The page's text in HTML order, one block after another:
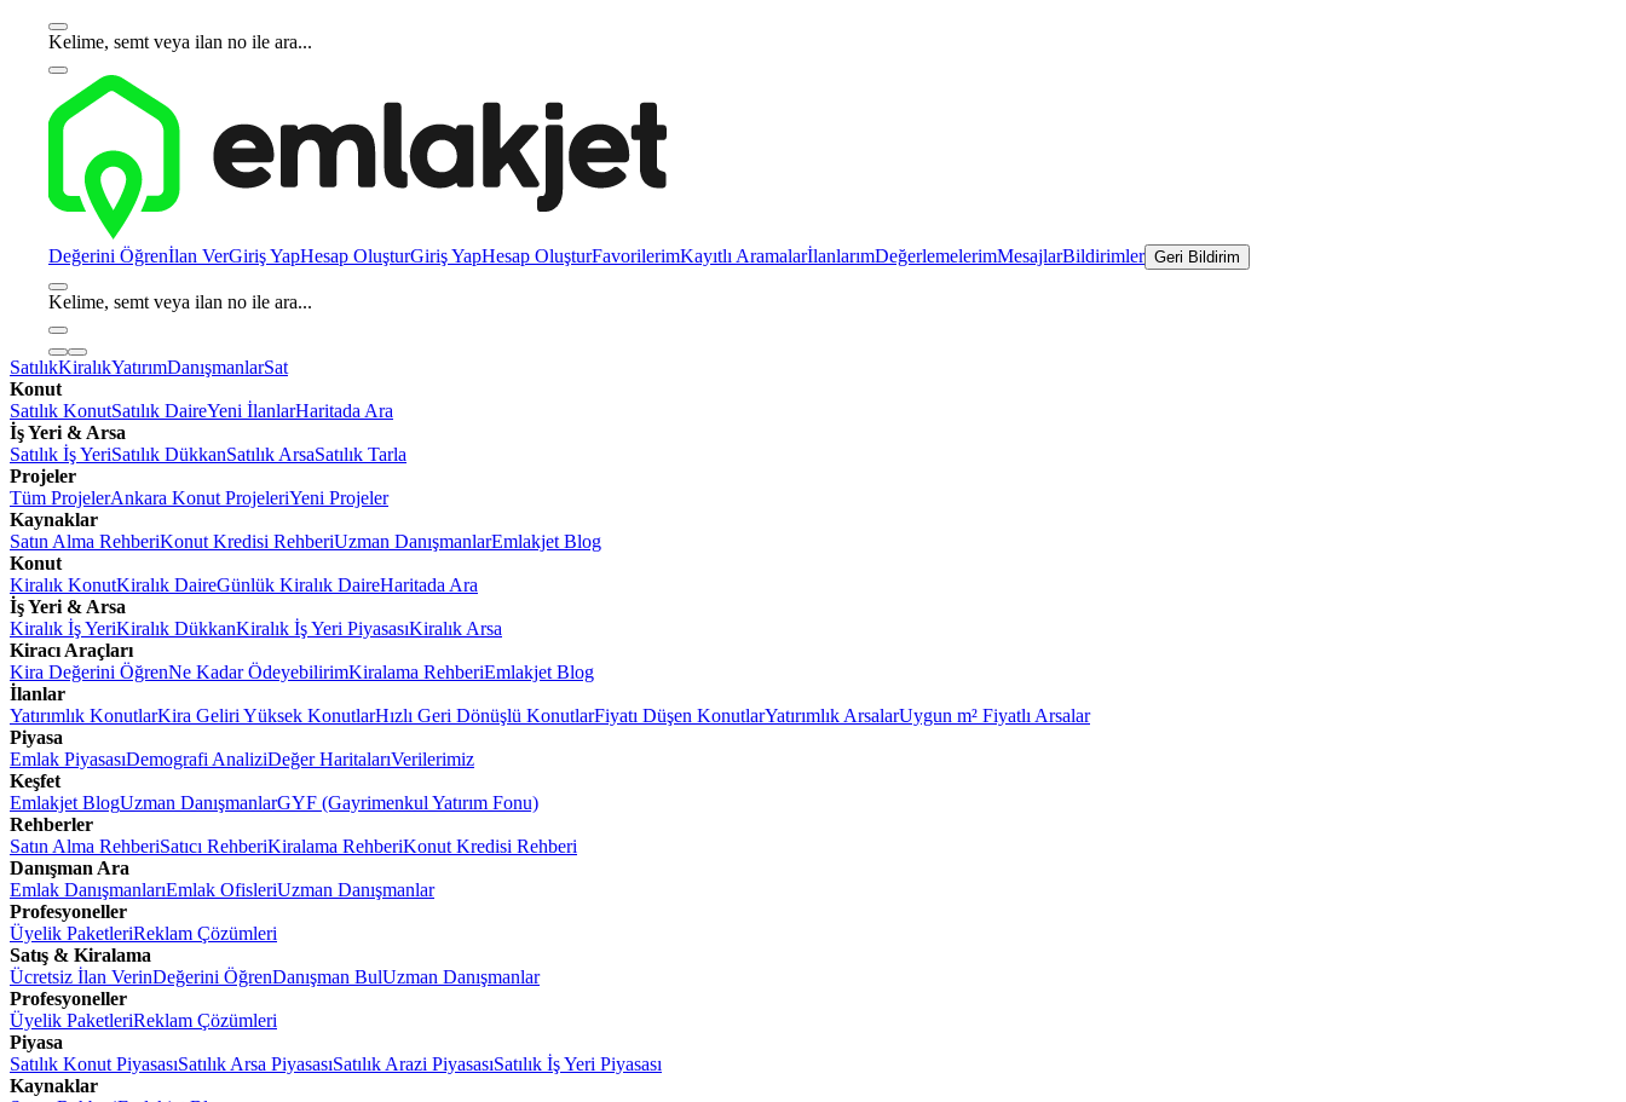
Kelime, semt veya ilan no ile ara...
Değerini Öğrenİlan VerGiriş YapHesap OluşturGiriş YapHesap OluşturFavorilerimKayıtlı AramalarİlanlarımDeğerlemelerimMesajlarBildirimler Geri Bildirim
Kelime, semt veya ilan no ile ara...
SatılıkKiralıkYatırımDanışmanlarSat
Konut
Satılık KonutSatılık DaireYeni İlanlarHaritada Ara
İş Yeri & Arsa
Satılık İş YeriSatılık DükkanSatılık ArsaSatılık Tarla
Projeler
Tüm ProjelerAnkara Konut ProjeleriYeni Projeler
Kaynaklar
Satın Alma RehberiKonut Kredisi RehberiUzman DanışmanlarEmlakjet Blog
Konut
Kiralık KonutKiralık DaireGünlük Kiralık DaireHaritada Ara
İş Yeri & Arsa
Kiralık İş YeriKiralık DükkanKiralık İş Yeri PiyasasıKiralık Arsa
Kiracı Araçları
Kira Değerini ÖğrenNe Kadar ÖdeyebilirimKiralama RehberiEmlakjet Blog
İlanlar
Yatırımlık KonutlarKira Geliri Yüksek KonutlarHızlı Geri Dönüşlü KonutlarFiyatı Düşen KonutlarYatırımlık ArsalarUygun m² Fiyatlı Arsalar
Piyasa
Emlak PiyasasıDemografi AnaliziDeğer HaritalarıVerilerimiz
Keşfet
Emlakjet BlogUzman DanışmanlarGYF (Gayrimenkul Yatırım Fonu)
Rehberler
Satın Alma RehberiSatıcı RehberiKiralama RehberiKonut Kredisi Rehberi
Danışman Ara
Emlak DanışmanlarıEmlak OfisleriUzman Danışmanlar
Profesyoneller
Üyelik PaketleriReklam Çözümleri
Satış & Kiralama
Ücretsiz İlan VerinDeğerini ÖğrenDanışman BulUzman Danışmanlar
Profesyoneller
Üyelik PaketleriReklam Çözümleri
Piyasa
Satılık Konut PiyasasıSatılık Arsa PiyasasıSatılık Arazi PiyasasıSatılık İş Yeri Piyasası
Kaynaklar